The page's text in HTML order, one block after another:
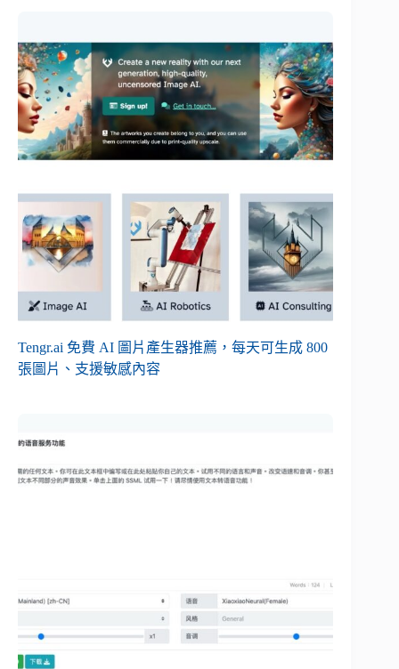
Tengr.ai 免費 AI 圖片產生器推薦，每天可生成 800
張圖片、支援敏感內容